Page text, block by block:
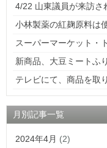
4/22 山東議員が来訪さ
小林製薬の紅麹原料は
スーパーマーケット・
新商品、大豆ミートふ
テレビにて、商品を取
月別記事一覧
2024年4月 (2)